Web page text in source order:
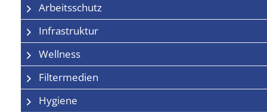
Arbeitsschutz
Infrastruktur
Wellness
Filtermedien
Hygiene